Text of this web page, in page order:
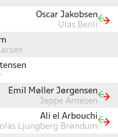
Oscar Jakobsen
Ulas Benli
Emil Møller Jørgensen
Jeppe Arnesen
Ali el Arbouchi
Ljungberg Brøndum